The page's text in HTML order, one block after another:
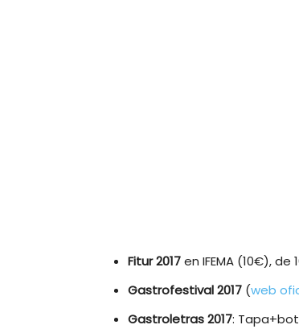
Fitur 2017en IFEMA (10€), de
Gastrofestival 2017 (web
Gastroletras 2017: